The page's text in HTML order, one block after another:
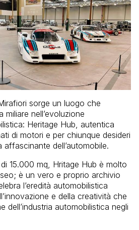
sorge un luogo che
miliare nell’evoluzione
Heritage Hub, autentica
di motori e per chiunque desideri
affascinante dell’automobile.
15.000 mq, Hritage Hub è molto
è un vero e proprio archivio
l’eredità automobilistica
e della creatività che
dell’industria automobilistica negli